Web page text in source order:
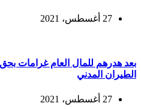
27 أغسطس، 2021
بعد هدرهم للمال العام غرامات
الطيران المدني
27 أغسطس، 2021